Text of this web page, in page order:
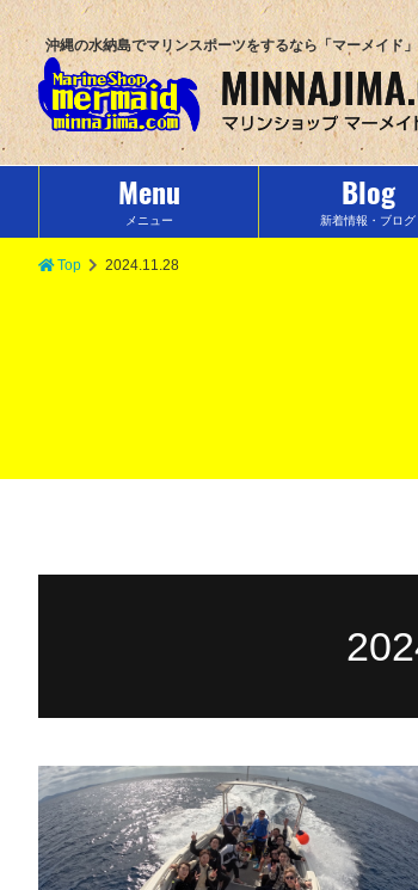
沖縄の水納島でマリンスポーツをするなら「マーメイド
Menu
メニュー
Blog
新着情報・ブログ
Top 2024.11.28